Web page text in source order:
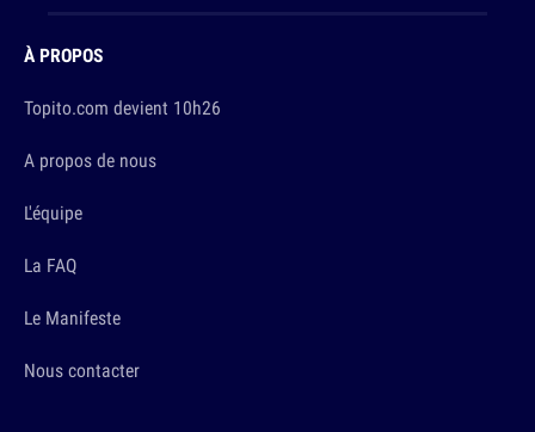
À PROPOS
Topito.com devient 10h26
A propos de nous
L'équipe
La FAQ
Le Manifeste
Nous contacter